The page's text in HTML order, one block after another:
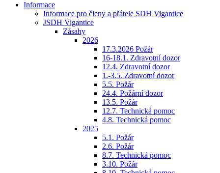
Informace
Informace pro členy a přátele SDH Vigantice
JSDH Vigantice
Zásahy
2026
17.3.2026 Požár
16-18.1. Zdravotní dozor
12.4. Zdravotní dozor
1.-3.5. Zdravotní dozor
5.5. Požár
24.4. Požární dozor
13.5. Požár
12.7. Technická pomoc
4.8. Technická pomoc
2025
5.1. Požár
2.6. Požár
8.7. Technická pomoc
3.10. Požár